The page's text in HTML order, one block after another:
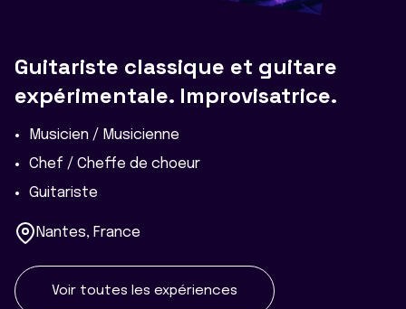
Guitariste classique et guitare
expérimentale. Improvisatrice.
Musicien / Musicienne
Chef / Cheffe de choeur
Guitariste
Nantes, France
Voir toutes les expériences